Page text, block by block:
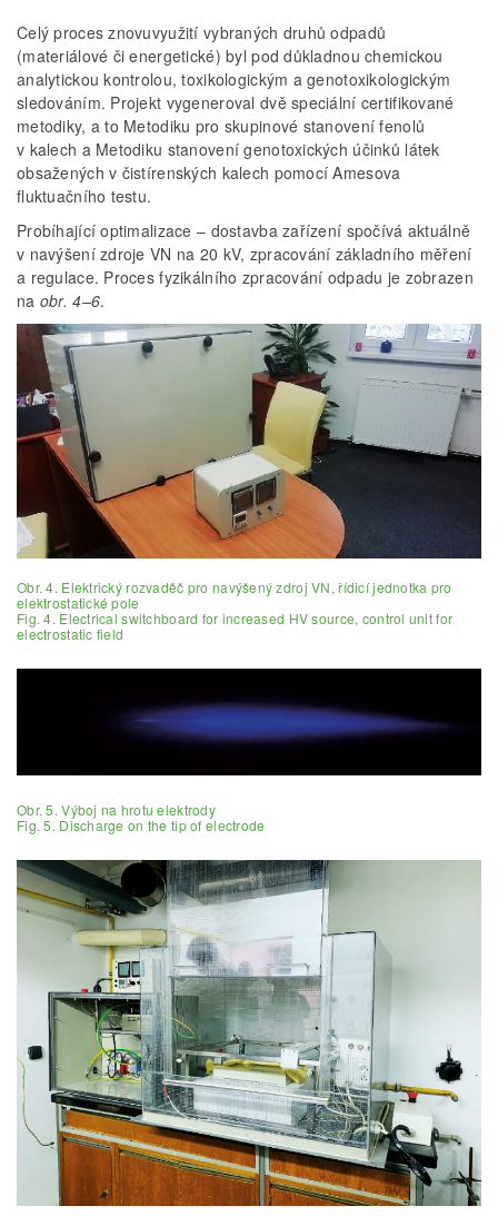
Celý proces znovuvyužití vybraných druhů odpadů
(materiálové či energetické) byl pod důkladnou chemickou
analytickou kontrolou, toxikologickým a genotoxikologickým
sledováním. Projekt vygeneroval dvě speciální certifikované
metodiky, a to Metodiku pro skupinové stanovení fenolů
v kalech a Metodiku stanovení genotoxických účinků látek
obsažených v čistírenských kalech pomocí Amesova
fluktuačního testu.
Probíhající optimalizace – dostavba zařízení spočívá aktuálně
v navýšení zdroje VN na 20 kV, zpracování základního měření
a regulace. Proces fyzikálního zpracování odpadu je zobrazen
na obr. 4–6.
Obr. 4. Elektrický rozvaděč pro navýšený zdroj VN, řídicí jednotka pro
elektrostatické pole
Fig. 4. Electrical switchboard for increased HV source, control unit for
electrostatic field
Obr. 5. Výboj na hrotu elektrody
Fig. 5. Discharge on the tip of electrode